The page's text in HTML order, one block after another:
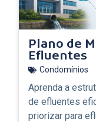
Plano de
Efluentes
Condomínios
Aprenda a
de efluentes
priorizar para